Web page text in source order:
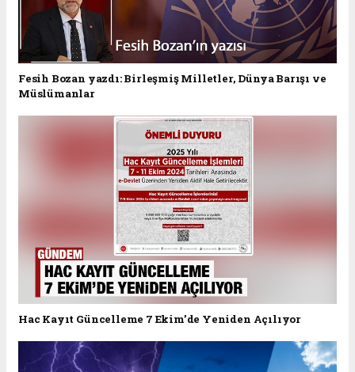
Fesih Bozan yazdı: Birleşmiş Milletler, Dünya Barışı ve
Müslümanlar
Hac Kayıt Güncelleme 7 Ekim’de Yeniden Açılıyor